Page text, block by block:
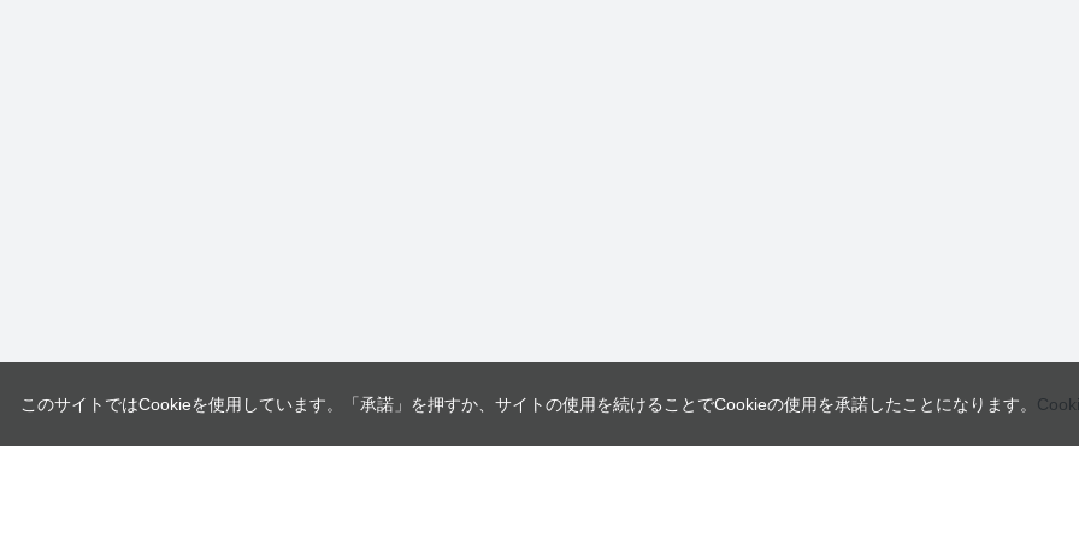
このサイトではCookieを使用しています。「承諾」を押すか、サイトの使用を続けることでCookieの使用を承諾したことになります。